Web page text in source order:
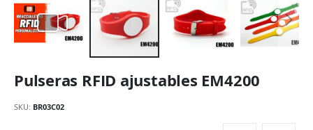
al
de
Pulseras RFID ajustables EM4200
SKU BR03C02